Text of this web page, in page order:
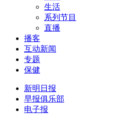
生活
系列节目
直播
播客
互动新闻
专题
保健
新明日报
早报俱乐部
电子报